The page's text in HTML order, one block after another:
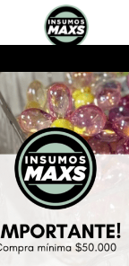
BUSCAR PRODUCTOS